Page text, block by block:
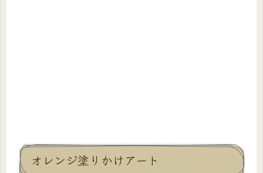
オレンジ塗りかけアート